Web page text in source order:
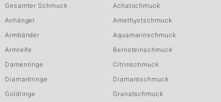
Gesamter Schmuck
Anhänger
Armbänder
Armreife
Damenringe
Diamantringe
Goldringe
Achatschmuck
Amethystschmuck
Aquamarinschmuck
Bernsteinschmuck
Citrinschmuck
Diamantschmuck
Granatschmuck